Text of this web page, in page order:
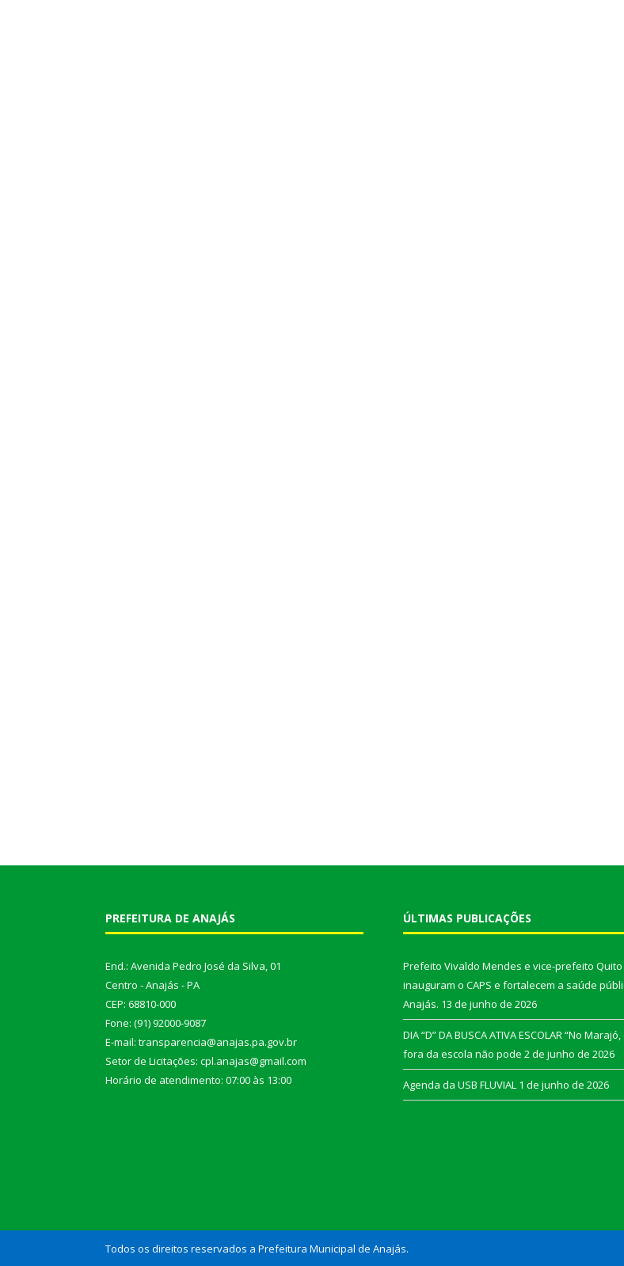
PREFEITURA DE ANAJÁS
End.: Avenida Pedro José da Silva, 01
Centro - Anajás - PA
CEP: 68810-000
Fone: (91) 92000-9087
E-mail: transparencia@anajas.pa.gov.br
Setor de Licitações: cpl.anajas@gmail.com
Horário de atendimento: 07:00 às 13:00
ÚLTIMAS PUBLICAÇÕES
Prefeito Vivaldo Mendes e vice-prefeito Quito
inauguram o CAPS e fortalecem a saúde
Anajás. 13 de junho de 2026
DIA “D” DA BUSCA ATIVA ESCOLAR “No
fora da escola não pode 2 de junho de 2026
Agenda da USB FLUVIAL 1 de junho de 2026
Todos os direitos reservados a Prefeitura Municipal de Anajás.